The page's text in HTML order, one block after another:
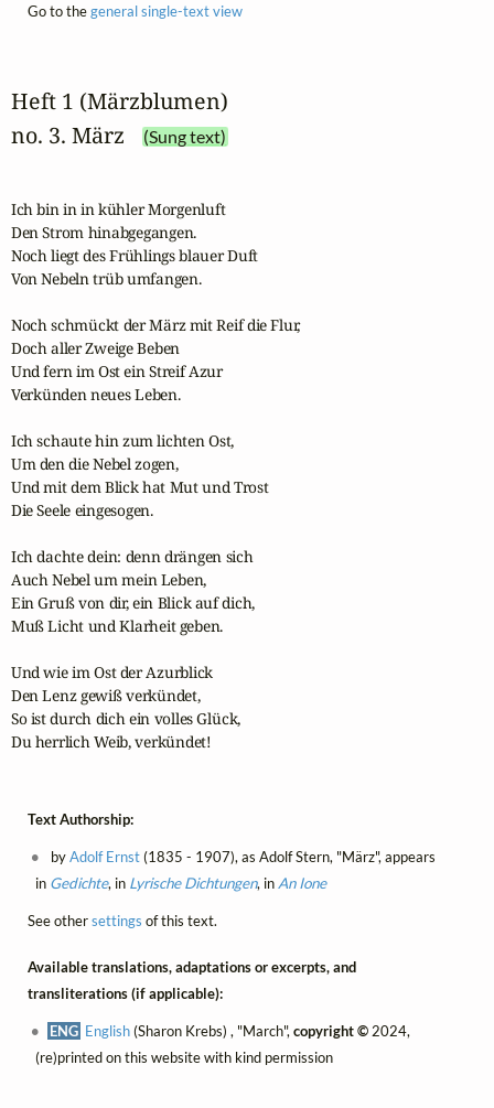
Go to thegeneral single-text view
Heft 1 (Märzblumen)
no. 3. März
(Sung text)
Ich bin in in kühler Morgenluft
Den Strom hinabgegangen.
Noch liegt des Frühlings blauer Duft
Von Nebeln trüb umfangen.
Noch schmückt der März mit Reif die Flur,
Doch aller Zweige Beben
Und fern im Ost ein Streif Azur
Verkünden neues Leben.
Ich schaute hin zum lichten Ost,
Um den die Nebel zogen,
Und mit dem Blick hat Mut und Trost
Die Seele eingesogen.
Ich dachte dein: denn drängen sich
Auch Nebel um mein Leben,
Ein Gruß von dir, ein Blick auf dich,
Muß Licht und Klarheit geben.
Und wie im Ost der Azurblick
Den Lenz gewiß verkündet,
So ist durch dich ein volles Glück,
Du herrlich Weib, verkündet!
Text Authorship:
byAdolf Ernst(1835 - 1907), as Adolf Stern, "März", appears
in Gedichte, in Lyrische Dichtungen, in An Ione
See othersettings of this text.
Available translations, adaptations or excerpts, and
transliterations (if applicable):
ENG English(Sharon Krebs) , "March",copyright © 2024,
(re)printed on this website with kind permission